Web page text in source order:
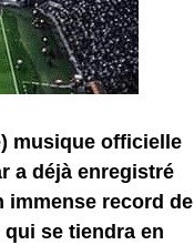
musique officielle
a déjà enregistré
immense record de
se tiendra en